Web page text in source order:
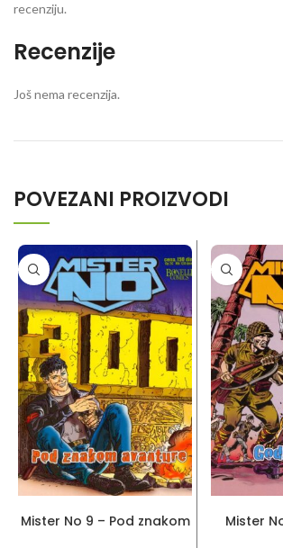
Recenzije
Još nema recenzija.
recenziju.
POVEZANI PROIZVODI
Mister No 9 – Pod znakom
Mister